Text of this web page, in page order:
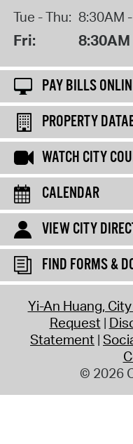
Tue - Thu: 8:30AM
Fri:
PAY BILLS
PROPERTY
WATCH CITY
CALENDAR
VIEW CITY
FIND FORMS &
Yi-An Huang,
Request
Statement
© 2026